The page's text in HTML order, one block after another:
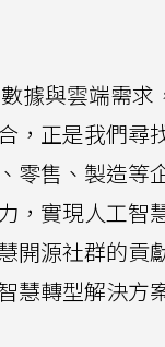
據與雲端需求
，正是我們尋
零售、製造等
，實現人工智
開源社群的貢
慧轉型解決方